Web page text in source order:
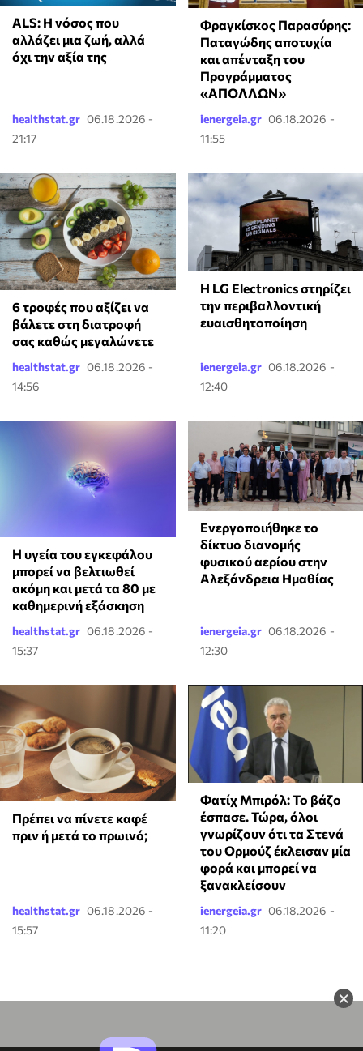
×
ALS: Η νόσος που
αλλάζει μια ζωή, αλλά
όχι την αξία της
healthstat.gr 06.18.2026 -
21:17
Φραγκίσκος Παρασύρης:
Παταγώδης αποτυχία
και απένταξη του
Προγράμματος
«ΑΠΟΛΛΩΝ»
ienergeia.gr 06.18.2026 -
11:55
6 τροφές που αξίζει να
βάλετε στη διατροφή
σας καθώς μεγαλώνετε
healthstat.gr 06.18.2026 -
14:56
Η LG Electronics στηρίζει
την περιβαλλοντική
ευαισθητοποίηση
ienergeia.gr 06.18.2026 -
12:40
Η υγεία του εγκεφάλου
μπορεί να βελτιωθεί
ακόμη και μετά τα 80 με
καθημερινή εξάσκηση
healthstat.gr 06.18.2026 -
15:37
Ενεργοποιήθηκε το
δίκτυο διανομής
φυσικού αερίου στην
Αλεξάνδρεια Ημαθίας
ienergeia.gr 06.18.2026 -
12:30
Πρέπει να πίνετε καφέ
πριν ή μετά το πρωινό;
healthstat.gr 06.18.2026 -
15:57
Φατίχ Μπιρόλ: Το βάζο
έσπασε. Τώρα, όλοι
γνωρίζουν ότι τα Στενά
του Ορμούζ έκλεισαν μία
φορά και μπορεί να
ξανακλείσουν
ienergeia.gr 06.18.2026 -
11:20